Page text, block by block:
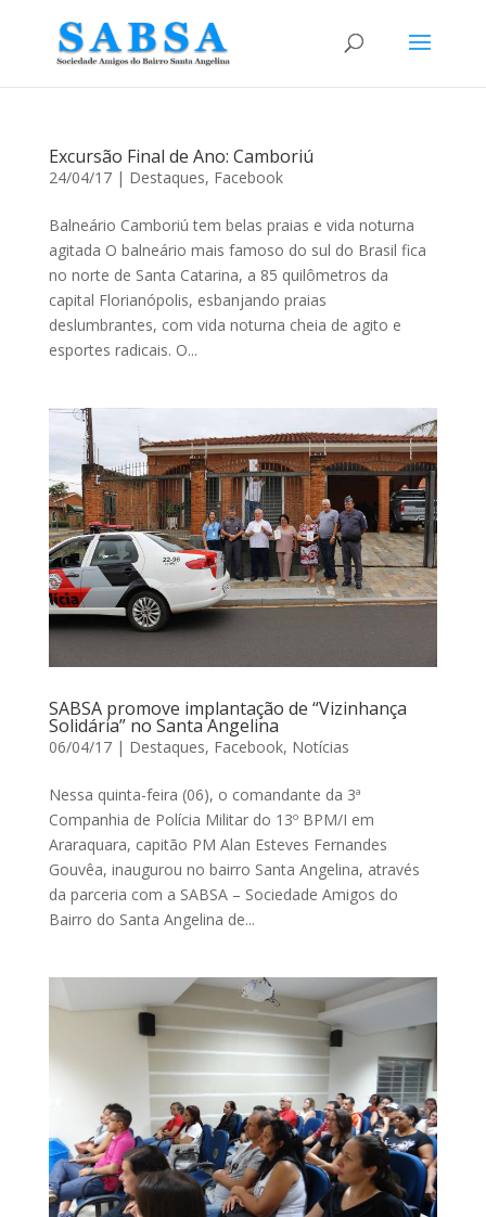
Excursão Final de Ano: Camboriú
24/04/17| Destaques, Facebook
Balneário Camboriú tem belas praias e vida noturna
agitada O balneário mais famoso do sul do Brasil fica
no norte de Santa Catarina, a 85 quilômetros da
capital Florianópolis, esbanjando praias
deslumbrantes, com vida noturna cheia de agito e
esportes radicais. O...
SABSA promove implantação de “Vizinhança
Solidária” no Santa Angelina
06/04/17| Destaques, Facebook, Notícias
Nessa quinta-feira (06), o comandante da 3ª
Companhia de Polícia Militar do 13º BPM/I em
Araraquara, capitão PM Alan Esteves Fernandes
Gouvêa, inaugurou no bairro Santa Angelina, através
da parceria com a SABSA – Sociedade Amigos do
Bairro do Santa Angelina de...